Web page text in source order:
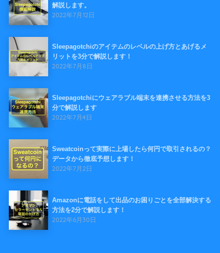
解説します。
2022年7月12日
Sleepagotchiのアイテムのレベルの上げ方とあげるメ
リットを3分で解説します！
2022年7月8日
Sleepagotchiにウェアラブル端末を連携させる方法を3
分で解説します
2022年7月4日
Sweatcoinって実際に上場したら何円で取引されるの？
データから徹底予想します！
2022年7月2日
Amazonに電話をして出品のお困りごとを全部解決する
方法を2分で解説します！
2022年6月30日